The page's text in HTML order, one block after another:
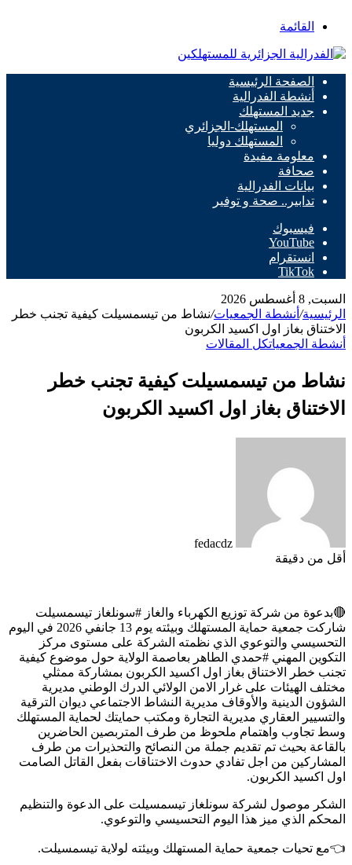
القائمة
الصفحة الرئيسية
أنشطة الفدرالية
جديد المستهلك
المستهلك-الجزائري
المستهلك دوليا
معلومة مفيدة
صحافة
بيانات الفدرالية
تدابير.. صحة و توفير
فيسبوك
‫YouTube
انستقرام
‫TikTok
السبت, 8 أغسطس 2026
الرئيسية/ أنشطة الجمعيات/نشاط من تيسمسيلت كيفية تجنب خطر
الاختناق بغاز اول اكسيد الكربون
أنشطة الجمعياتكل المقالات
نشاط من تيسمسيلت كيفية تجنب خطر
الاختناق بغاز اول اكسيد الكربون
fedacdz
أقل من دقيقة
🔴بدعوة من شركة توزيع الكهرباء والغاز #سونلغاز تيسمسيلت
شاركت جمعية حماية المستهلك وبيئته يوم 13 جانفي 2026 في اليوم
التحسيسي والتوعوي الذي نظمته الشركة على مستوى مركز
التكوين المهني #حمدي الطاهر بعاصمة الولاية حول موضوع كيفية
تجنب خطر الاختناق بغاز اول اكسيد الكربون بمشاركة ممثلي
مختلف الهيئات على غرار الامن الولائي الدرك الوطني مديرية
الشؤون الدينية والأوقاف مديرية النشاط الاجتماعي ديوان الترقية
والتسيير العقاري مديرية التجارة ومكتب حمايتك لحماية المستهلك
وسط تجاوب واهتمام ملحوظ من طرف المتربصين الحاضرين
بالقاعة بحيث تم تقديم جملة من النصائح والتحذيرات من طرف
المشاركين من اجل تفادي حدوث الاختناقات بفعل القاتل الصامت
اول اكسيد الكربون.
الشكر موصول لشركة سونلغاز تيسمسيلت على الدعوة والتنظيم
المحكم الذي ميز هذا اليوم التحسيسي والتوعوي.
👈مع تحيات جمعية حماية المستهلك وبيئته لولاية تيسمسيلت.